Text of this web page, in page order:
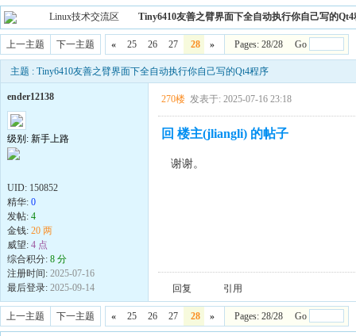
Linux技术交流区 Tiny6410友善之臂界面下全自动执行你自己写的Qt4
上一主题 下一主题 « 25 26 27 28 » Pages: 28/28 Go
主题 : Tiny6410友善之臂界面下全自动执行你自己写的Qt4程序
ender12138
级别: 新手上路
UID: 150852
精华: 0
发帖: 4
金钱: 20 两
威望: 4 点
综合积分: 8 分
注册时间: 2025-07-16
最后登录: 2025-09-14
270楼 发表于: 2025-07-16 23:18
回 楼主(jliangli) 的帖子
谢谢。
回复 引用
上一主题 下一主题 « 25 26 27 28 » Pages: 28/28 Go